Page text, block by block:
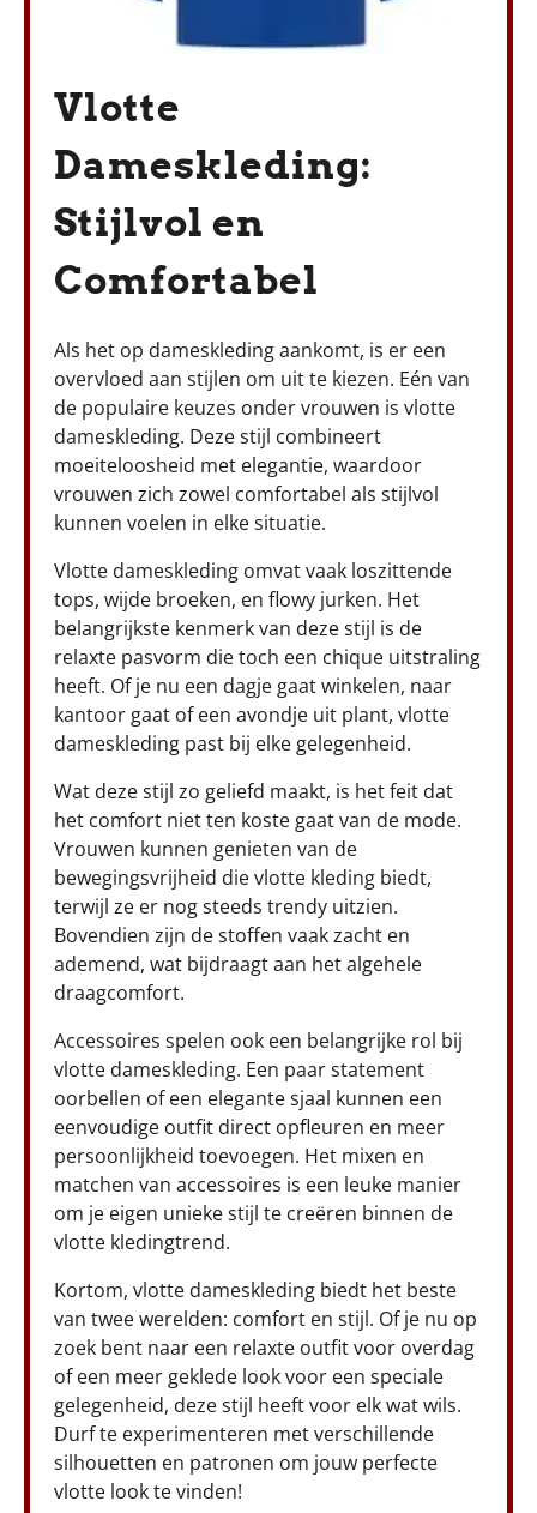
Vlotte
Dameskleding:
Stijlvol en
Comfortabel
Als het op dameskleding aankomt, is er een
overvloed aan stijlen om uit te kiezen. Eén van
de populaire keuzes onder vrouwen is vlotte
dameskleding. Deze stijl combineert
moeiteloosheid met elegantie, waardoor
vrouwen zich zowel comfortabel als stijlvol
kunnen voelen in elke situatie.
Vlotte dameskleding omvat vaak loszittende
tops, wijde broeken, en flowy jurken. Het
belangrijkste kenmerk van deze stijl is de
relaxte pasvorm die toch een chique uitstraling
heeft. Of je nu een dagje gaat winkelen, naar
kantoor gaat of een avondje uit plant, vlotte
dameskleding past bij elke gelegenheid.
Wat deze stijl zo geliefd maakt, is het feit dat
het comfort niet ten koste gaat van de mode.
Vrouwen kunnen genieten van de
bewegingsvrijheid die vlotte kleding biedt,
terwijl ze er nog steeds trendy uitzien.
Bovendien zijn de stoffen vaak zacht en
ademend, wat bijdraagt aan het algehele
draagcomfort.
Accessoires spelen ook een belangrijke rol bij
vlotte dameskleding. Een paar statement
oorbellen of een elegante sjaal kunnen een
eenvoudige outfit direct opfleuren en meer
persoonlijkheid toevoegen. Het mixen en
matchen van accessoires is een leuke manier
om je eigen unieke stijl te creëren binnen de
vlotte kledingtrend.
Kortom, vlotte dameskleding biedt het beste
van twee werelden: comfort en stijl. Of je nu op
zoek bent naar een relaxte outfit voor overdag
of een meer geklede look voor een speciale
gelegenheid, deze stijl heeft voor elk wat wils.
Durf te experimenteren met verschillende
silhouetten en patronen om jouw perfecte
vlotte look te vinden!